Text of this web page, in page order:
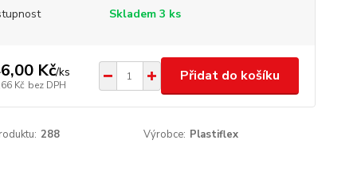
Skladem 3 ks
Kč/ks
Kč bez DPH
Přidat do košíku
288 Výrobce: Plastiflex